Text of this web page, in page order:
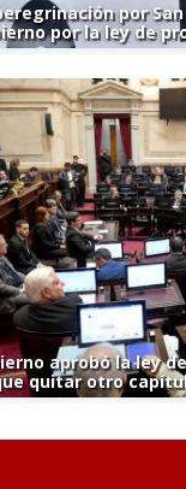
por
por la ley de
aprobó la ley
quitar otro